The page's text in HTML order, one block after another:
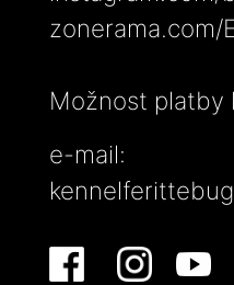
zonerama.com/
Možnost platby
e-mail: